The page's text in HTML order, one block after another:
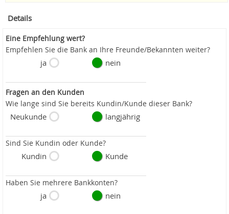
Details
Eine Empfehlung wert?
Empfehlen Sie die Bank an Ihre Freunde/Bekannten weiter?
ja nein
Fragen an den Kunden
Wie lange sind Sie bereits Kundin/Kunde dieser Bank?
Neukunde langjährig
Sind Sie Kundin oder Kunde?
Kundin Kunde
Haben Sie mehrere Bankkonten?
ja nein